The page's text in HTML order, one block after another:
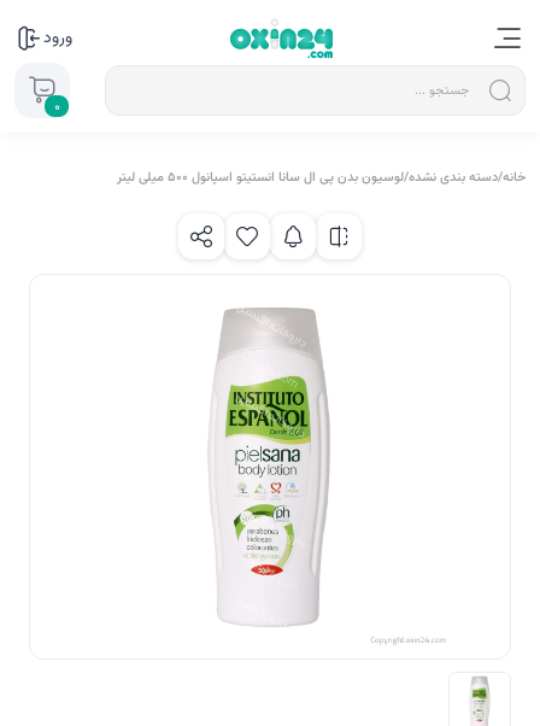
ورود
0
خانه/دسته بندی نشده/لوسیون بدن پی ال سانا انستیتو اسپانول 500 میلی لیتر